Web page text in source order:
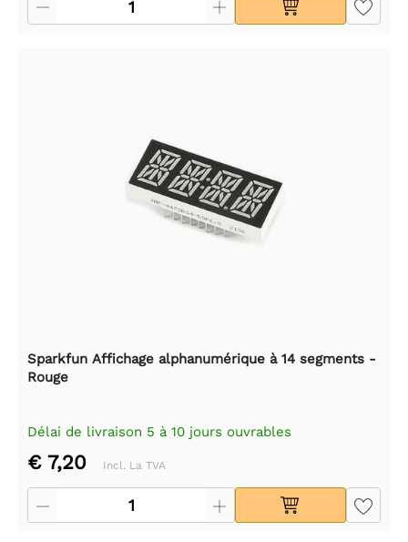
Sparkfun Affichage alphanumérique à 14 segments -
Rouge
Délai de livraison 5 à 10 jours ouvrables
€ 7,20 Incl. La TVA